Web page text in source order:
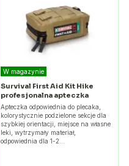
W magazynie
Survival First Aid Kit Hike
profesjonalna apteczka
Apteczka odpowiednia do plecaka,
kolorystycznie podzielone sekcje dla
szybkiej orientacji, miejsce na własne
leki, wytrzymały materiał,
odpowiednia dla 1-2…